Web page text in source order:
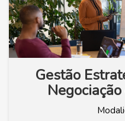
Gestão